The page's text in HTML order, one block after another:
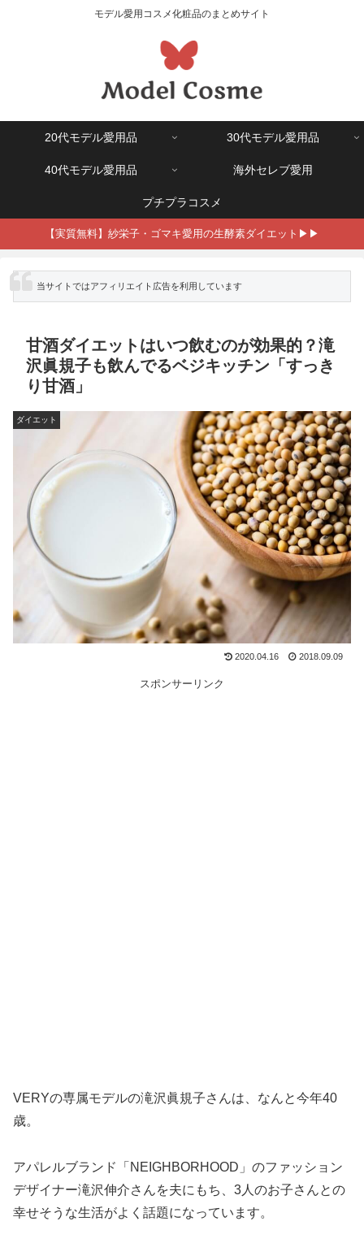
モデル愛用コスメ化粧品のまとめサイト
20代モデル愛用品 30代モデル愛用品
40代モデル愛用品 海外セレブ愛用
プチプラコスメ
【実質無料】紗栄子・ゴマキ愛用の生酵素ダイエット▶▶
※ 当サイトではアフィリエイト広告を利用しています
甘酒ダイエットはいつ飲むのが効果的？滝
沢眞規子も飲んでるベジキッチン「すっき
り甘酒」
ダイエット
2020.04.16 2018.09.09
スポンサーリンク
VERYの専属モデルの滝沢眞規子さんは、なんと今年40
歳。
アパレルブランド「NEIGHBORHOOD」のファッション
デザイナー滝沢伸介さんを夫にもち、3人のお子さんとの
幸せそうな生活がよく話題になっています。